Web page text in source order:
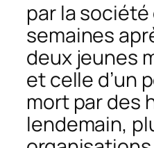
par la
semaines
deux jeunes
et celle d’un
mort par des
lendemain,